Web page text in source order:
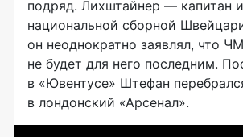
подряд. Лихштайнер — капитан
национальной сборной
он неоднократно заявлял, что
не будет для него последним.
в «Ювентусе» Штефан
в лондонский «Арсенал».